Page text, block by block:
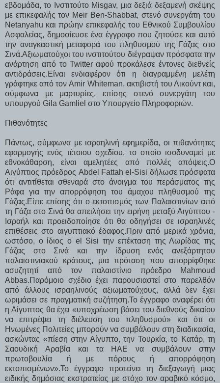
εβδομάδα, το Ινστιτούτο Misgav, μια δεξιά δεξαμενή σκέψης
με επικεφαλής τον Meir Ben-Shabbat, στενό συνεργάτη του
Netanyahu και πρώην επικεφαλής του Εθνικού Συμβουλίου
Ασφαλείας, δημοσίευσε ένα έγγραφο που ζητούσε και αυτό
την αναγκαστική μεταφορά του πληθυσμού της Γάζας στο
Σινά.Αξιωματούχοι του ινστιτούτου διέγραψαν πρόσφατα την
ανάρτηση από το Twitter αφού προκάλεσε έντονες διεθνείς
αντιδράσεις.Είναι ενδιαφέρον ότι η διαγραμμένη μελέτη
γράφτηκε από τον Amir Whiteman, ακτιβιστή του Λικούντ και,
σύμφωνα με μαρτυρίες, επίσης στενό συνεργάτη του
υπουργού Gila Gamliel στο Υπουργείο Πληροφοριών.
Πιθανότητες
Πάντως, σύμφωνα με ισραηλινή εφημερίδα, οι πιθανότητες
εφαρμογής ενός τέτοιου σχεδίου, το οποίο ισοδυναμεί με
εθνοκάθαρση, είναι αμελητέες από πολλές απόψεις.Ο
Αιγύπτιος πρόεδρος Abdel Fattah el-Sisi δήλωσε πρόσφατα
ότι αντιτίθεται σθεναρά στο άνοιγμα του περάσματος της
Ράφα για την απορρόφηση του άμαχου πληθυσμού της
Γάζας.Είπε επίσης ότι ο εκτοπισμός των Παλαιστινίων από
τη Γάζα στο Σινά θα απειλήσει την ειρήνη μεταξύ Αιγύπτου -
Ισραήλ και προειδοποίησε ότι θα οδηγήσει σε ισραηλινές
επιθέσεις στο αιγυπτιακό έδαφος.Πριν από μερικά χρόνια,
ωστόσο, ο ίδιος ο el Sisi την επέκταση της Λωρίδας της
Γάζας στο Σινά και την ίδρυση ενός ανεξάρτητου
παλαιστινιακού κράτους, μια πρόταση που απορρίφθηκε
ασυζητητί από τον παλαιστίνιο πρόεδρο Mahmoud
Abbas.Παρόμοιο σχέδιο έχει παρουσιαστεί στο παρελθόν
από άλλους ισραηλινούς αξιωματούχους, αλλά δεν έχει
ωριμάσει σε πραγματική συζήτηση.Το έγγραφο αναφέρει ότι
η Αίγυπτος θα έχει «υποχρέωση βάσει του διεθνούς δικαίου
να επιτρέψει τη διέλευση του πληθυσμού» και ότι οι
Ηνωμένες Πολιτείες μπορούν να συμβάλουν στη διαδικασία,
ασκώντας «πίεση στην Αίγυπτο, την Τουρκία, το Κατάρ, τη
Σαουδική Αραβία και τα ΗΑΕ να συμβάλουν στην
πρωτοβουλία ή με πόρους ή απορρόφηση
εκτοπισμένων».Το έγγραφο προτείνει τη διεξαγωγή μιας
ειδικής δημόσιας εκστρατείας με στόχο τον αραβικό κόσμο,